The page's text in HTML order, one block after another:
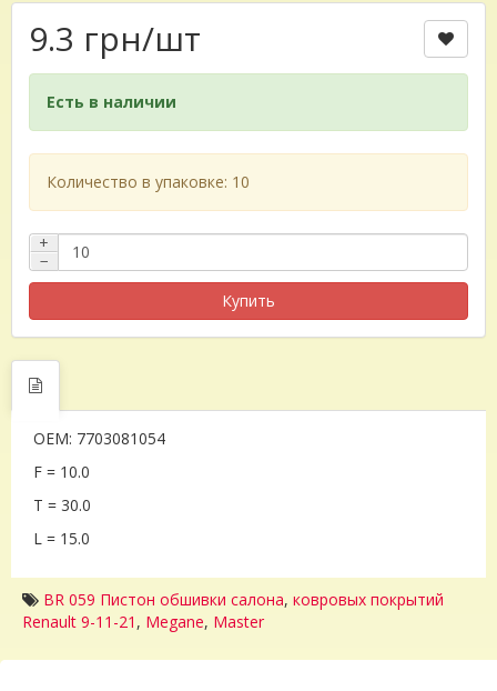
9.3 грн/шт
Есть в наличии
Количество в упаковке: 10
+
−
Купить
OEM: 7703081054
F = 10.0
T = 30.0
L = 15.0
BR 059 Пистон обшивки салона, ковровых покрытий
Renault 9-11-21 , Megane, Master